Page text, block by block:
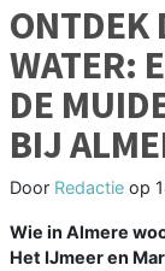
ONTDEK
WATER:
DE
BIJ
Door Redactie op
Wie in Almere
Het IJmeer en